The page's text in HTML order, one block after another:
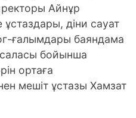
Айнұр
діни сауат
ғалымдары баяндама
бойынша
ортаға
мешіт ұстазы Хамзат